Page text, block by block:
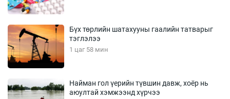
Бүх төрлийн шатахууны гаалийн татварыг
тэглэлээ
1 цаг 58 мин
Найман гол үерийн түвшин давж, хоёр нь
аюултай хэмжээнд хүрчээ